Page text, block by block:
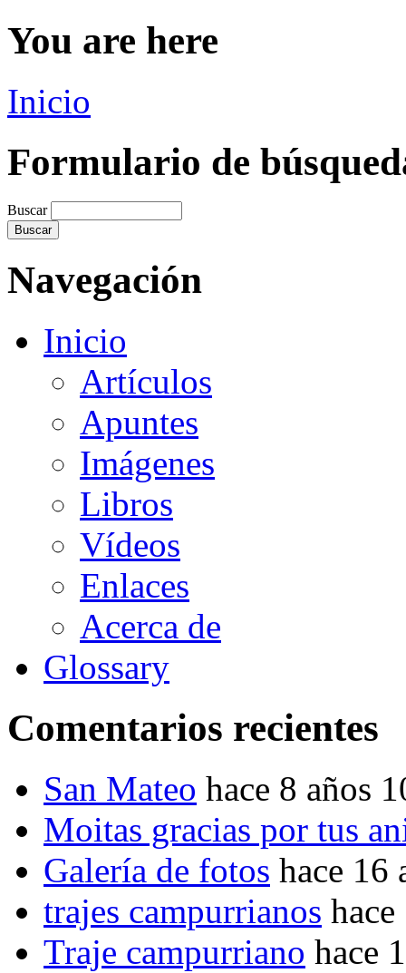
You are here
Inicio
Formulario de
Buscar
Navegación
Inicio
Artículos
Apuntes
Imágenes
Libros
Vídeos
Enlaces
Acerca de
Glossary
Comentarios recientes
San Mateo hace 8 años
Moitas gracias por tus
Galería de fotos hace 16
trajes campurrianos
Traje campurriano hace